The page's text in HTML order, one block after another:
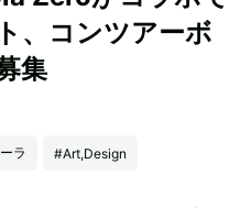
、コンツアーボ
集
ラ #Art,Design